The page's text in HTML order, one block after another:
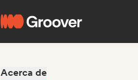
Acerca de